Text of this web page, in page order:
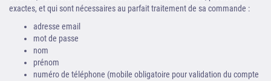
exactes, et qui sont nécessaires au parfait traitement de sa commande :
adresse email
mot de passe
nom
prénom
numéro de téléphone (mobile obligatoire pour validation du compte